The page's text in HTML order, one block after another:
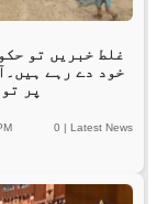
غلط خبریں تو
خود دے رہے
پر
0 | Latest News